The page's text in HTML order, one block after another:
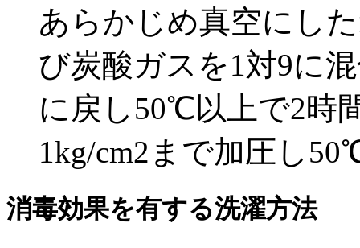
あらかじめ真空にし
び炭酸ガスを1対9に
に戻し50℃以上で2時
1kg/cm2まで加圧し
消毒効果を有する洗濯方法